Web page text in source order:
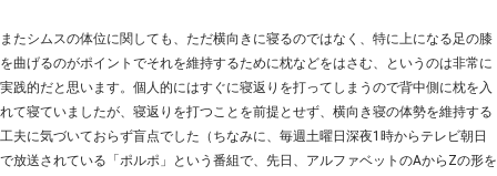
またシムスの体位に関しても、ただ横向きに寝るのではなく、特に上になる足の膝
を曲げるのがポイントでそれを維持するために枕などをはさむ、というのは非常に
実践的だと思います。個人的にはすぐに寝返りを打ってしまうので背中側に枕を入
れて寝ていましたが、寝返りを打つことを前提とせず、横向き寝の体勢を維持する
工夫に気づいておらず盲点でした（ちなみに、毎週土曜日深夜1時からテレビ朝日
で放送されている「ポルポ」という番組で、先日、アルファベットのAからZの形を